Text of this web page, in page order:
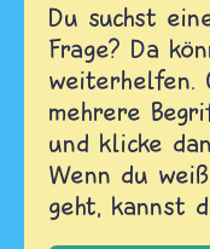
Du suchst
Frage? Da
weiterhelfen.
mehrere
und klicke
Wenn du
geht, kannst